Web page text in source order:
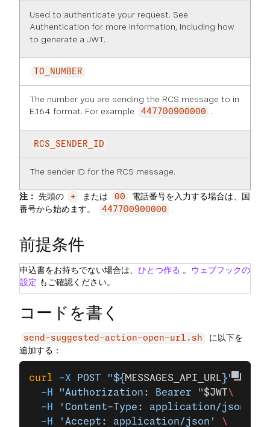
Used to authenticate your request. See
Authentication for more information, including how
to generate a JWT.
TO_NUMBER
The number you are sending the RCS message to in
E.164 format. For example
447700900000 .
RCS_SENDER_ID
The sender ID for the RCS message.
注： 先頭の + または 00
電話番号を入力する場合は、国
番号から始めます。
447700900000 .
前提条件
申込書をお持ちでない場合は、 ひとつ作る 。 ウェブフックの
設定 もご確認ください。
コードを書く
send-suggested-action-open-url.sh
に以下を
追加する：
curl -X POST "${ MESSAGES_API_URL }" \
  -H
"Authorization: Bearer "$JWT\
  -H
'Content-Type: application/json'
  -H
'Accept: application/json'
\